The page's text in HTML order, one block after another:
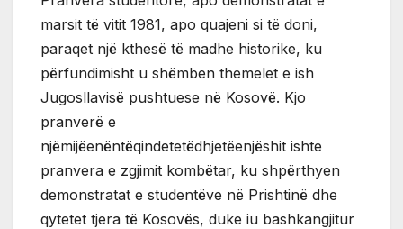
marsit të vitit 1981, apo quajeni si të doni,
paraqet një kthesë të madhe historike, ku
përfundimisht u shëmben themelet e ish
Jugosllavisë pushtuese në Kosovë. Kjo
pranverë e
njëmijëenëntëqindetetëdhjetëenjëshit ishte
pranvera e zgjimit kombëtar, ku shpërthyen
demonstratat e studentëve në Prishtinë dhe
qytetet tjera të Kosovës, duke iu bashkangjitur